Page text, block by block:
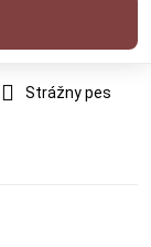
Strážny pes